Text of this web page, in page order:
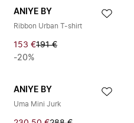
ANIYE BY
Ribbon Urban T-shirt
153 €191 €
-20%
ANIYE BY
Uma Mini Jurk